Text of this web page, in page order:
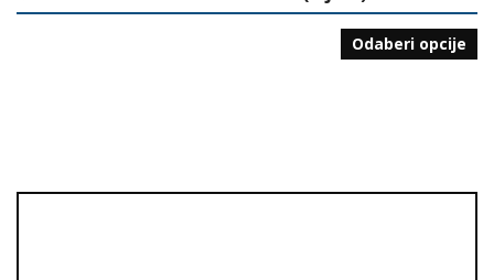
Odaberi opcije